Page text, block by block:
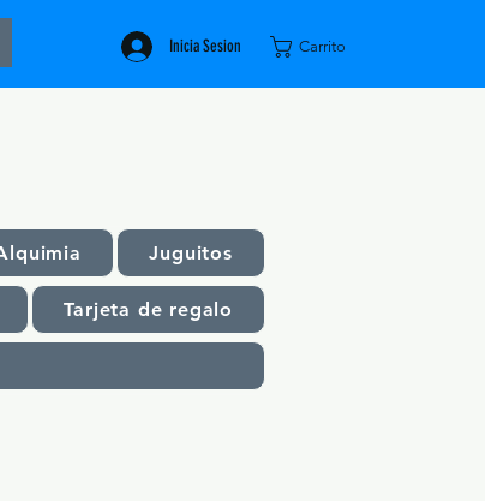
Inicia Sesion Carrito
Juguitos
Tarjeta de regalo